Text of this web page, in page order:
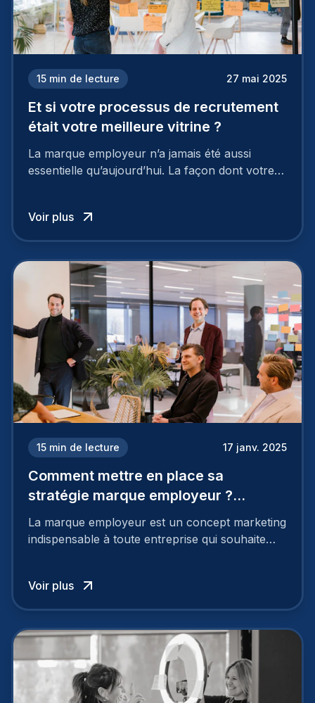
15 min de lecture 27 mai 2025
Et si votre processus de recrutement
était votre meilleure vitrine ?
La marque employeur n’a jamais été aussi
essentielle qu’aujourd’hui. La façon dont votre
à perdre les meilleurs profils.
Voir plus
15 min de lecture 17 janv. 2025
Comment mettre en place sa
stratégie marque employeur ?
Découvrez les 7 étapes
La marque employeur est un concept marketing
indispensable à toute entreprise qui souhaite
employeur solide et positive sont évidentes, ce
travail, pour qu’il soit réussi, ne peut se faire en
mettre en œuvre un certain nombre d’actions.
Voir plus